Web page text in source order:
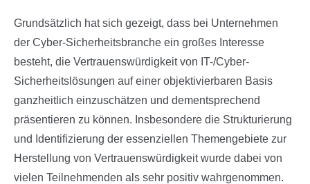
Grundsätzlich hat sich gezeigt, dass bei Unternehmen
der Cyber-Sicherheitsbranche ein großes Interesse
besteht, die Vertrauenswürdigkeit von IT-/Cyber-
Sicherheitslösungen auf einer objektivierbaren Basis
ganzheitlich einzuschätzen und dementsprechend
präsentieren zu können. Insbesondere die Strukturierung
und Identifizierung der essenziellen Themengebiete zur
Herstellung von Vertrauenswürdigkeit wurde dabei von
vielen Teilnehmenden als sehr positiv wahrgenommen.